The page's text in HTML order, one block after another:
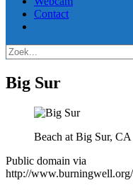
Contact
Big Sur
Beach at Big Sur, CA
Public domain via
http://